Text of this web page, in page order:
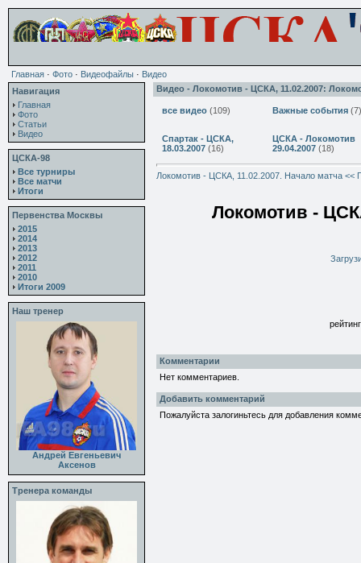
Главная · Фото · Видеофайлы · Видео
Навигация
Главная
Фото
Статьи
Видео
ЦСКА-98
Все турниры
Все матчи
Итоги
Первенства Москвы
2015
2014
2013
2012
2011
2010
Итоги 2009
Наш тренер
Андрей Евгеньевич
Аксенов
Тренера команды
Видео - Локомотив - ЦСКА, 11.02.2007:
все видео (109) Важные события (7)
Спартак - ЦСКА,
18.03.2007 (16)
ЦСКА - Локомотив
29.04.2007 (18)
Локомотив - ЦСКА, 11.02.2007. Начало матча <<
Локомотив -
Комментарии
Нет комментариев.
Добавить комментарий
Пожалуйста залогиньтесь для добавления